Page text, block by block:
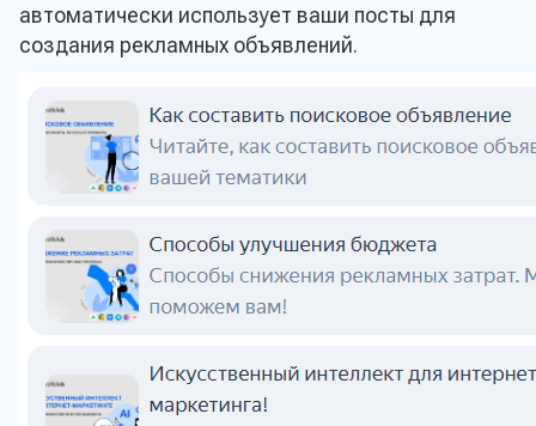
автоматически использует ваши посты для
создания рекламных объявлений.